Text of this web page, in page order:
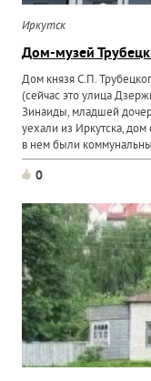
Иркутск
Дом-музей
Дом князя С.П.
(сейчас это улица
Зинаиды, младшей
уехали из Иркутска,
в нем были
0